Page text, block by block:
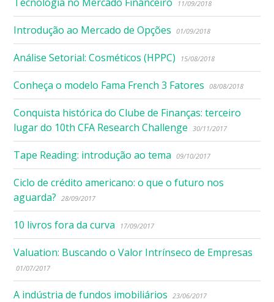
11/09/2018
Introdução ao Mercado de Opções 01/09/2018
Análise Setorial: Cosméticos (HPPC) 15/08/2018
Conheça o modelo Fama French 3 Fatores 08/08/2018
Conquista histórica do Clube de Finanças: terceiro
lugar do 10th CFA Research Challenge
30/11/2017
Tape Reading: introdução ao tema 09/10/2017
Ciclo de crédito americano: o que o futuro nos
aguarda?
28/09/2017
10 livros fora da curva 17/09/2017
Valuation: Buscando o Valor Intrínseco de Empresas
01/07/2017
A indústria de fundos imobiliários 23/06/2017